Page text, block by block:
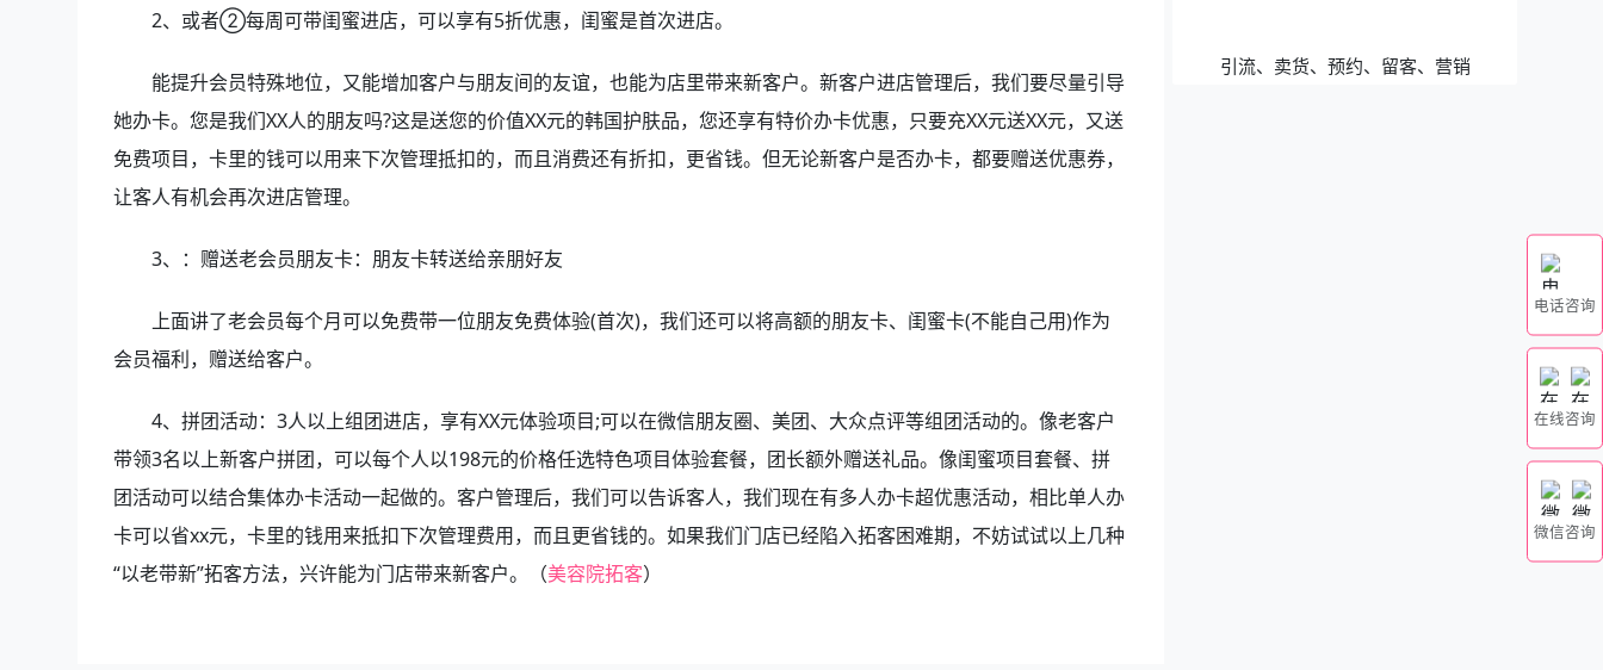
2、或者②每周可带闺蜜进店，可以享有5折优惠，闺蜜是首次进店。
能提升会员特殊地位，又能增加客户与朋友间的友谊，也能为店里带来新客户。新客户进店管理后，我们要尽量引导
她办卡。您是我们XX人的朋友吗?这是送您的价值XX元的韩国护肤品，您还享有特价办卡优惠，只要充XX元送XX元，又送
免费项目，卡里的钱可以用来下次管理抵扣的，而且消费还有折扣，更省钱。但无论新客户是否办卡，都要赠送优惠券，
让客人有机会再次进店管理。
3、：赠送老会员朋友卡：朋友卡转送给亲朋好友
上面讲了老会员每个月可以免费带一位朋友免费体验(首次)，我们还可以将高额的朋友卡、闺蜜卡(不能自己用)作为
会员福利，赠送给客户。
4、拼团活动：3人以上组团进店，享有XX元体验项目;可以在微信朋友圈、美团、大众点评等组团活动的。像老客户
带领3名以上新客户拼团，可以每个人以198元的价格任选特色项目体验套餐，团长额外赠送礼品。像闺蜜项目套餐、拼
团活动可以结合集体办卡活动一起做的。客户管理后，我们可以告诉客人，我们现在有多人办卡超优惠活动，相比单人办
卡可以省xx元，卡里的钱用来抵扣下次管理费用，而且更省钱的。如果我们门店已经陷入拓客困难期，不妨试试以上几种
“以老带新”拓客方法，兴许能为门店带来新客户。（美容院拓客）
引流、卖货、预约、留客、营销
电话咨询
在线咨询
微信咨询